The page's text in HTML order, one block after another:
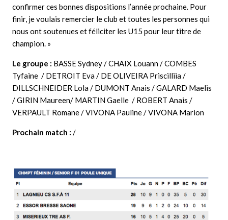
confirmer ces bonnes dispositions l’année prochaine. Pour
finir, je voulais remercier le club et toutes les personnes qui
nous ont soutenues et féliciter les U15 pour leur titre de
champion. »
Le groupe : BASSE Sydney / CHAIX Louann / COMBES
Tyfaine / DETROIT Eva / DE OLIVEIRA Priscilliia /
DILLSCHNEIDER Lola / DUMONT Anais / GALARD Maelis
/ GIRIN Maureen/ MARTIN Gaelle / ROBERT Anais /
VERPAULT Romane / VIVONA Pauline / VIVONA Marion
Prochain match : /